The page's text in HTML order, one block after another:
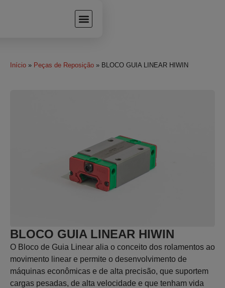
Início » Peças de Reposição » BLOCO GUIA LINEAR HIWIN
BLOCO GUIA LINEAR HIWIN
O Bloco de Guia Linear alia o conceito dos rolamentos ao
movimento linear e permite o desenvolvimento de
máquinas econômicas e de alta precisão, que suportem
cargas pesadas, de alta velocidade e que tenham vida